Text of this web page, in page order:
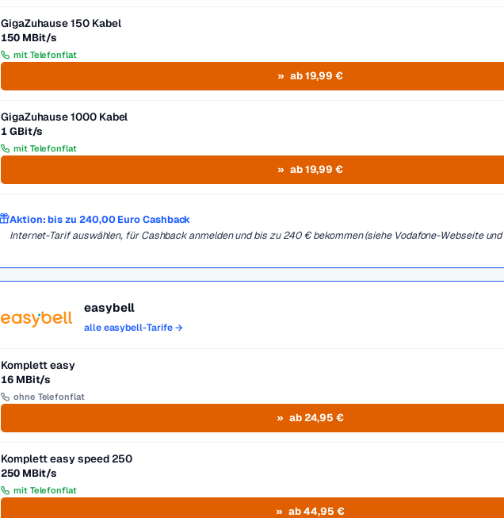
GigaZuhause 150 Kabel
150 MBit/s
mit Telefonflat
ab 19,99 €
GigaZuhause 1000 Kabel
1 GBit/s
mit Telefonflat
ab 19,99 €
Aktion: bis zu 240,00 Euro Cashback
Internet-Tarif auswählen, für Cashback anmelden und bis zu 240 € bekommen (siehe Vodafone-Webseite und
easybell
alle easybell-Tarife →
Komplett easy
16 MBit/s
ohne Telefonflat
ab 24,95 €
Komplett easy speed 250
250 MBit/s
mit Telefonflat
ab 44,95 €